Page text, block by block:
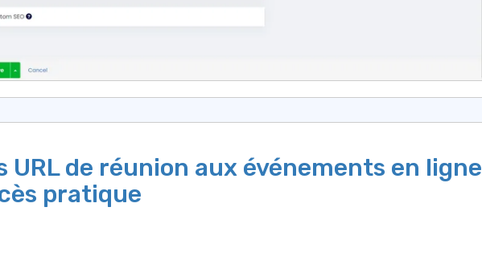
URL de réunion aux événements en ligne
pratique